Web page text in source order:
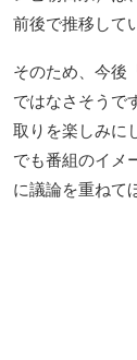
前後で推移して
そのため、今後
ではなさそうで
取りを楽しみに
でも番組のイメ
に議論を重ねて